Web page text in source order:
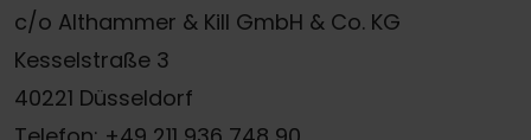
c/o Althammer & Kill GmbH & Co. KG
Kesselstraße 3
40221 Düsseldorf